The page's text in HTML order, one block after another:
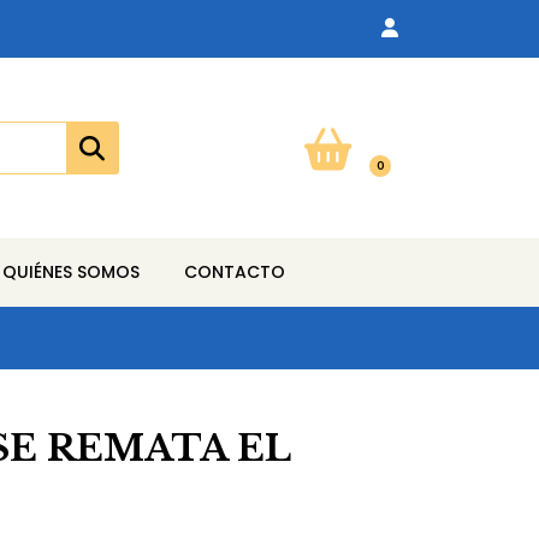
0
QUIÉNES SOMOS CONTACTO
REMATA EL